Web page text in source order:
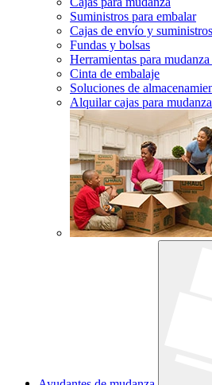
Suministros para embalar
Cajas de envío y suministros
Fundas y bolsas
Herramientas para
Cinta de embalaje
Soluciones de
Alquilar cajas para